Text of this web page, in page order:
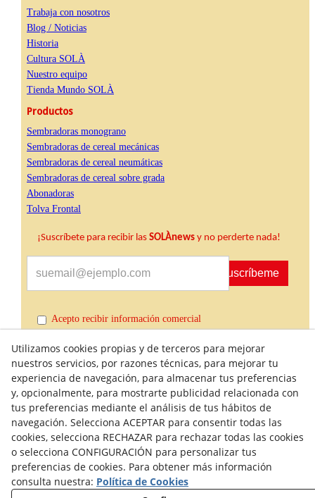
Trabaja con nosotros
Blog / Noticias
Historia
Cultura SOLÀ
Nuestro equipo
Tienda Mundo SOLÀ
Productos
Sembradoras monograno
Sembradoras de cereal mecánicas
Sembradoras de cereal neumáticas
Sembradoras de cereal sobre grada
Abonadoras
Tolva Frontal
¡Suscríbete para recibir las SOLÀnews y no perderte nada!
Suscríbeme
Acepto recibir información comercial
Política de Calidad Condiciones generales de compra
Política de Privacidad Política de Cookies
Aviso Legal Derecho de desistimiento
Utilizamos cookies propias y de terceros para mejorar
nuestros servicios, por razones técnicas, para mejorar tu
experiencia de navegación, para almacenar tus preferencias
y, opcionalmente, para mostrarte publicidad relacionada con
tus preferencias mediante el análisis de tus hábitos de
navegación. Selecciona ACEPTAR para consentir todas las
cookies, selecciona RECHAZAR para rechazar todas las cookies
o selecciona CONFIGURACIÓN para personalizar tus
preferencias de cookies. Para obtener más información
consulta nuestra: Política de Cookies